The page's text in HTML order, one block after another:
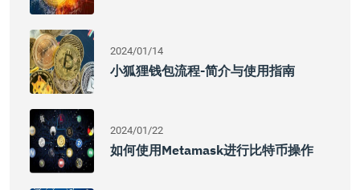
2024/01/14
小狐狸钱包流程-简介与使用指南
2024/01/22
如何使用Metamask进行比特币操作